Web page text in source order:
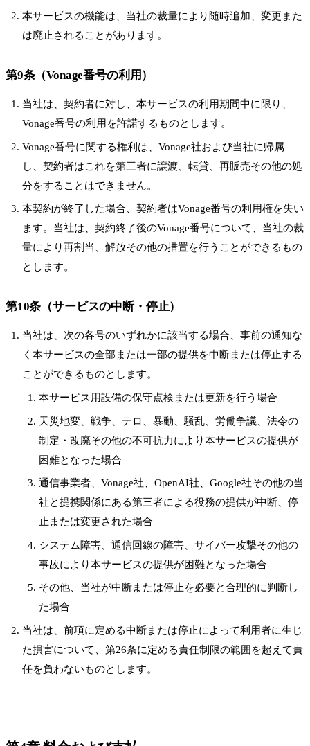
本サービスの機能は、当社の裁量により随時追加、変更また
は廃止されることがあります。
第9条（Vonage番号の利用）
当社は、契約者に対し、本サービスの利用期間中に限り、
Vonage番号の利用を許諾するものとします。
Vonage番号に関する権利は、Vonage社および当社に帰属
し、契約者はこれを第三者に譲渡、転貸、再販売その他の処
分をすることはできません。
本契約が終了した場合、契約者はVonage番号の利用権を失い
ます。当社は、契約終了後のVonage番号について、当社の裁
量により再割当、解放その他の措置を行うことができるもの
とします。
第10条（サービスの中断・停止）
当社は、次の各号のいずれかに該当する場合、事前の通知な
く本サービスの全部または一部の提供を中断または停止する
ことができるものとします。
本サービス用設備の保守点検または更新を行う場合
天災地変、戦争、テロ、暴動、騒乱、労働争議、法令の
制定・改廃その他の不可抗力により本サービスの提供が
困難となった場合
通信事業者、Vonage社、OpenAI社、Google社その他の当
社と提携関係にある第三者による役務の提供が中断、停
止または変更された場合
システム障害、通信回線の障害、サイバー攻撃その他の
事故により本サービスの提供が困難となった場合
その他、当社が中断または停止を必要と合理的に判断し
た場合
当社は、前項に定める中断または停止によって利用者に生じ
た損害について、第26条に定める責任制限の範囲を超えて責
任を負わないものとします。